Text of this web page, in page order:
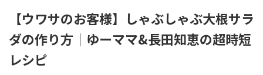
【ウワサのお客様】しゃぶしゃぶ大根サラ
ダの作り方｜ゆーママ&長田知恵の超時短
レシピ